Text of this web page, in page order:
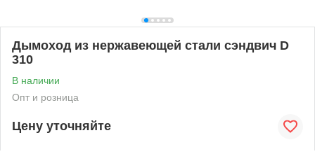
Дымоход из нержавеющей стали сэндвич D
310
В наличии
Опт и розница
Цену уточняйте